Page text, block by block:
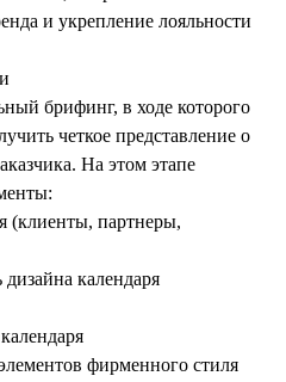
и укрепление лояльности
брифинг, в ходе которого
четкое представление о
На этом этапе
(клиенты, партнеры,
дизайна календаря
фирменного стиля